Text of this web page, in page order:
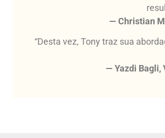
— Christian
“Desta vez, Tony traz sua
— Yazdi Bagli,